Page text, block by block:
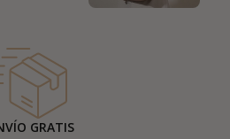
GRATIS